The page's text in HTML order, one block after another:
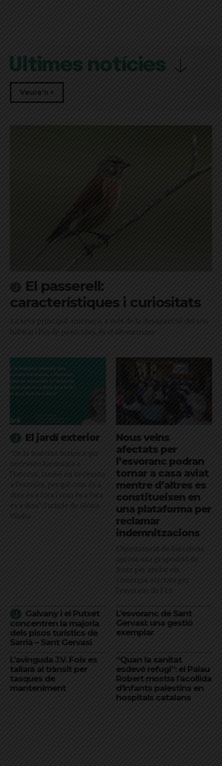
Últimes notícies
Veure'n +
El passerell:
característiques i curiositats
La seva principal amenaça, a més de la desaparició del seu
hàbitat i l'ús de pesticides, és el silvestrisme
El jardí exterior
"De la mateixa manera que
necessito harmonia a
l’interior, també en necessito
a l’exterior, perquè com és a
dins és a fora i com és a fora
és a dins": l'article de Glòria
Vilalta
Nous veïns
afectats per
l’esvoranc podran
tornar a casa aviat
mentre d’altres es
constitueixen en
una plataforma per
reclamar
indemnitzacions
L’Ajuntament de Barcelona
aprova una proposició de
Junts per ajudar els
comerços afectats per
l'esvoranc de l'L9
Galvany i el Putxet
concentren la majoria
dels pisos turístics de
Sarrià – Sant Gervasi
L’esvoranc de Sant
Gervasi: una gestió
exemplar
L’avinguda J.V. Foix es
tallarà al trànsit per
tasques de
manteniment
“Quan la sanitat
esdevé refugi”: el Palau
Robert mostra l’acollida
d’infants palestins en
hospitals catalans